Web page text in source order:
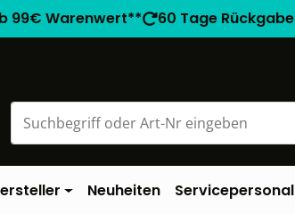
99€ Warenwert** 60 Tage
Neuheiten Servicepersonal